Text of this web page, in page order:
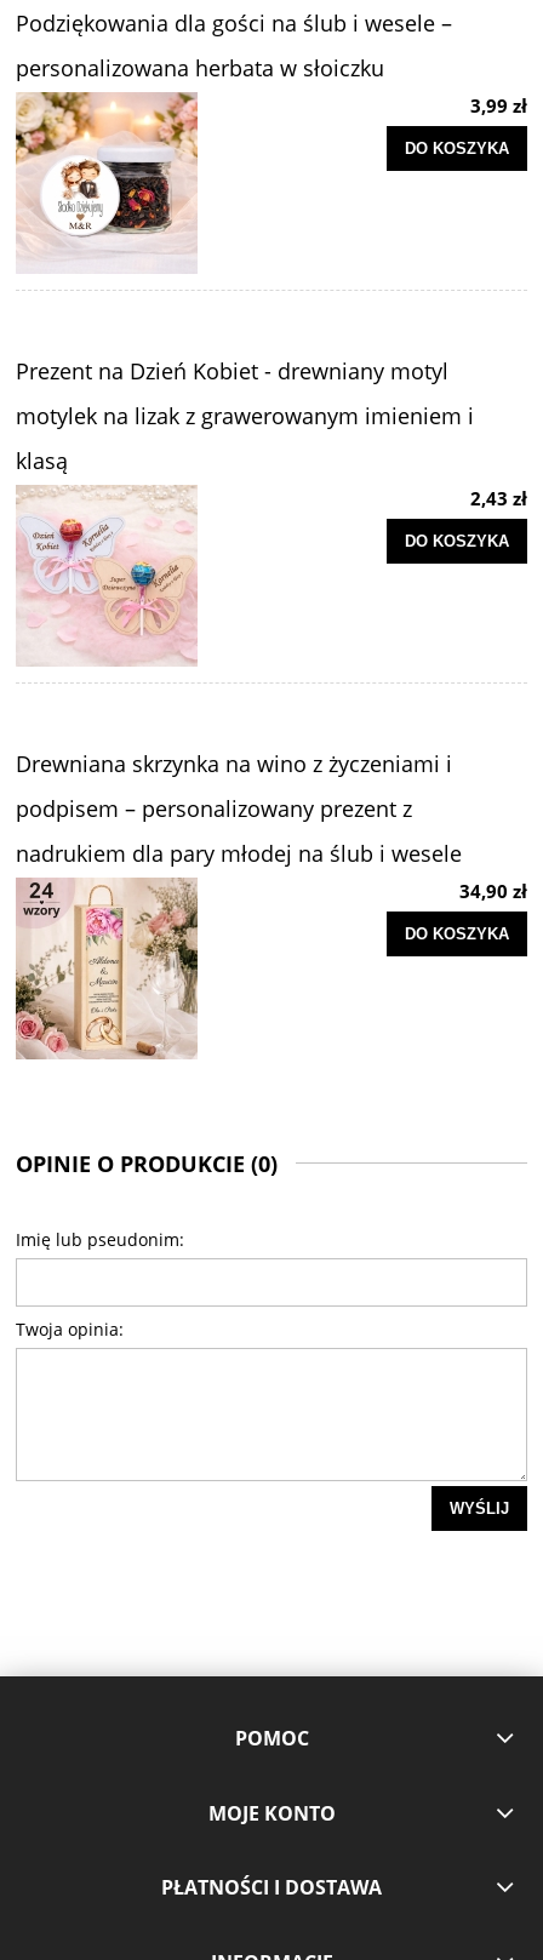
Podziękowania dla gości na ślub i wesele –
personalizowana herbata w słoiczku
3,99 zł
DO KOSZYKA
Prezent na Dzień Kobiet - drewniany motyl
motylek na lizak z grawerowanym imieniem i
klasą
2,43 zł
DO KOSZYKA
Drewniana skrzynka na wino z życzeniami i
podpisem – personalizowany prezent z
nadrukiem dla pary młodej na ślub i wesele
34,90 zł
DO KOSZYKA
OPINIE O PRODUKCIE (0)
Imię lub pseudonim:
Twoja opinia:
WYŚLIJ
POMOC
MOJE KONTO
PŁATNOŚCI I DOSTAWA